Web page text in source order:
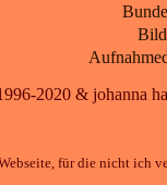
2020 & johanna
für die nicht ich